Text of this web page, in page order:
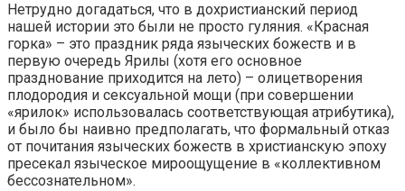
Нетрудно догадаться, что в дохристианский период
нашей истории это были не просто гуляния. «Красная
горка» – это праздник ряда языческих божеств и в
первую очередь Ярилы (хотя его основное
празднование приходится на лето) – олицетворения
плодородия и сексуальной мощи (при совершении
«ярилок» использовалась соответствующая атрибутика),
и было бы наивно предполагать, что формальный отказ
от почитания языческих божеств в христианскую эпоху
пресекал языческое мироощущение в «коллективном
бессознательном».